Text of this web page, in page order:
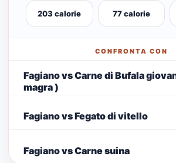
203 calorie 77 calorie
CONFRONTA CON
Fagiano vs Carne di Bufala
magra )
Fagiano vs Fegato di vitello
Fagiano vs Carne suina